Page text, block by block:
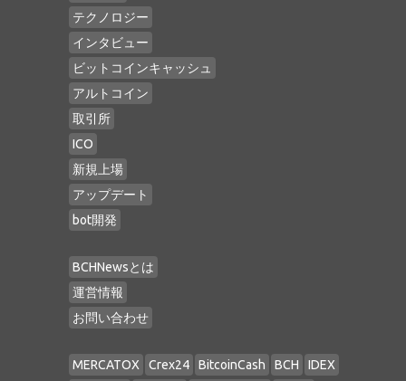
テクノロジー
インタビュー
ビットコインキャッシュ
アルトコイン
取引所
ICO
新規上場
アップデート
bot開発
BCHNewsとは
運営情報
お問い合わせ
MERCATOX Crex24 BitcoinCash BCH IDEX